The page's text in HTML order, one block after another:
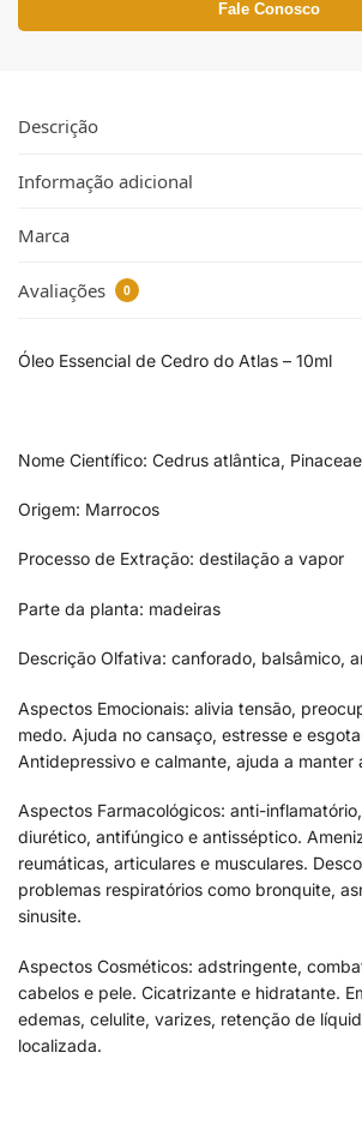
Fale Conosco
Descrição
Informação adicional
Marca
Avaliações 0
Óleo Essencial de Cedro do Atlas – 10ml
Nome Científico: Cedrus atlântica, Pinaceae
Origem: Marrocos
Processo de Extração: destilação a vapor
Parte da planta: madeiras
Descrição Olfativa: canforado, balsâmico,
Aspectos Emocionais: alivia tensão,
medo. Ajuda no cansaço, estresse e
Antidepressivo e calmante, ajuda a manter
Aspectos Farmacológicos: anti-
diurético, antifúngico e antisséptico.
reumáticas, articulares e musculares.
problemas respiratórios como bronquite,
sinusite.
Aspectos Cosméticos: adstringente,
cabelos e pele. Cicatrizante e hidratante.
edemas, celulite, varizes, retenção de
localizada.